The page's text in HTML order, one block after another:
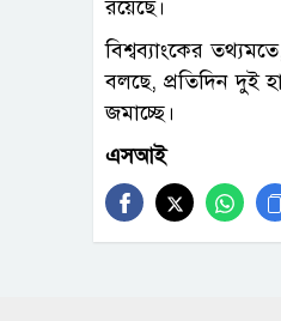
রয়েছে।
বিশ্বব্যাংকের
বলছে, প্রতিদিন দুই
জমাচ্ছে।
এসআই